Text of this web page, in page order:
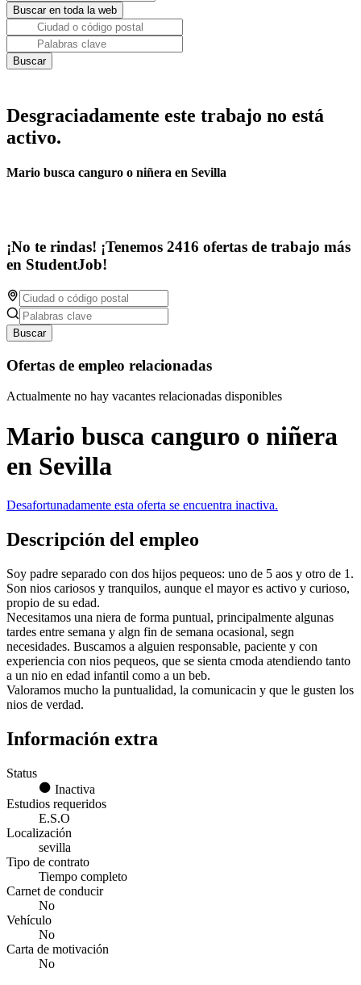
Desgraciadamente este trabajo no está
activo.
Mario busca canguro o niñera en Sevilla
¡No te rindas! ¡Tenemos 2416 ofertas de trabajo más
en StudentJob!
Buscar
Ofertas de empleo relacionadas
Actualmente no hay vacantes relacionadas disponibles
Mario busca canguro o niñera
en Sevilla
Desafortunadamente esta oferta se encuentra inactiva.
Descripción del empleo
Soy padre separado con dos hijos pequeos: uno de 5 aos y otro de 1.
Son nios cariosos y tranquilos, aunque el mayor es activo y curioso,
propio de su edad.
Necesitamos una niera de forma puntual, principalmente algunas
tardes entre semana y algn fin de semana ocasional, segn
necesidades. Buscamos a alguien responsable, paciente y con
experiencia con nios pequeos, que se sienta cmoda atendiendo tanto
a un nio en edad infantil como a un beb.
Valoramos mucho la puntualidad, la comunicacin y que le gusten los
nios de verdad.
Información extra
Status
Inactiva
Estudios requeridos
E.S.O
Localización
sevilla
Tipo de contrato
Tiempo completo
Carnet de conducir
No
Vehículo
No
Carta de motivación
No